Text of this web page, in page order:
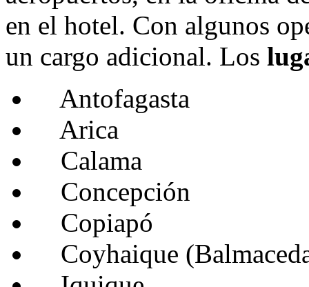
en el hotel. Con algunos
un cargo adicional. Los
Antofagasta
Arica
Calama
Concepción
Copiapó
Coyhaique